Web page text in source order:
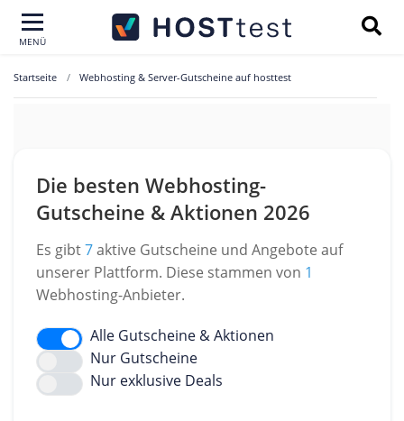
MENÜ
Startseite Webhosting & Server-Gutscheine auf hosttest
Die besten Webhosting-
Gutscheine & Aktionen 2026
Es gibt7aktive Gutscheine und Angebote auf
unserer Plattform. Diese stammen von 1
Webhosting-Anbieter.
Alle Gutscheine & Aktionen
Nur Gutscheine
Nur exklusive Deals